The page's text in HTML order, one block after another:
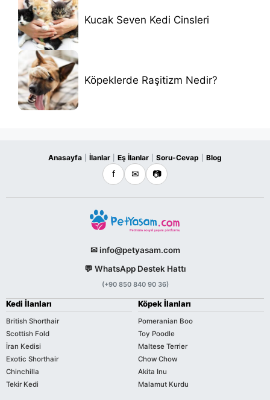
Kucak Seven Kedi Cinsleri
Köpeklerde Raşitizm Nedir?
Anasayfa İlanlar Eş İlanlar Soru-Cevap Blog
f ✉ 📷
✉ info@petyasam.com
💬 WhatsApp Destek Hattı
(+90 850 840 90 36)
Kedi İlanları
British Shorthair
Scottish Fold
İran Kedisi
Exotic Shorthair
Chinchilla
Tekir Kedi
Köpek İlanları
Pomeranian Boo
Toy Poodle
Maltese Terrier
Chow Chow
Akita Inu
Malamut Kurdu